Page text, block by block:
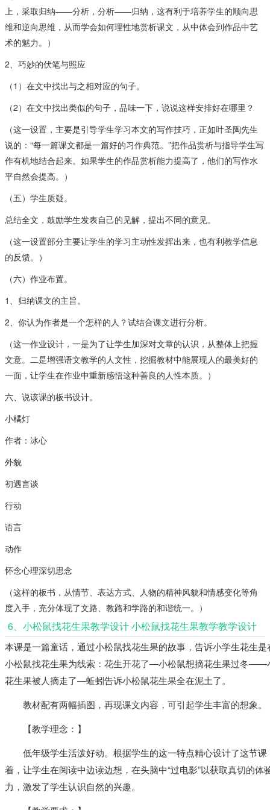
上，采取归纳——分析，分析——归纳，这有利于培养学生的顺向思
维和逆向思维，从而学会如何理性地赏析课文，从中体会到作品中艺
术的魅力。）
2、巧妙的伏笔与照应
（1）在文中找出与之相对应的句子。
（2）在文中找出类似的句子，品味一下，说说这样安排好在哪里？
（这一设置，主要是引导学生学习本文的写作技巧，正如叶圣陶先生
说的：“每一篇课文都是一篇好的习作典范。”把作品赏析与指导学生写
作有机地结合起来。如果学生的作品赏析能力提高了，他们的写作水
平自然会提高。）
（五）学生质疑。
总结全文，鼓励学生发表自己的见解，提出不同的意见。
（这一设置部分主要让学生的学习主动性发挥出来，也有利教学信息
的反馈。）
（六）作业布置。
1、归纳课文的主旨。
2、你认为作者是一个怎样的人？试结合课文进行分析。
（这一作业设计，一是为了让学生加深对文章的认识，从整体上把握
文意。二是增强语文教学的人文性，挖掘教材中能展现人的最美好的
一面，让学生在作业中重新感悟这种善良的人性本质。）
六、说该课的板书设计。
小橘灯
作者：冰心
外貌
初遇言谈
行动
语言
动作
怀念心理深切思念
（这样的板书，从情节、表达方式、人物的精神风貌和情感变化等角
度入手，充分体现了文路、教路和学路的和谐统一。）
6、小松鼠找花生果教学设计 小松鼠找花生果教学教学设计
本课是一篇童话，通过小松鼠找花生果的故事，告诉小学生花生
小松鼠找花生果为线索：花生开花了—小松鼠想摘花生果过冬
花生果被人摘走了—蚯蚓告诉小松鼠花生果全在泥土了。
教材配有两幅插图，再现课文内容，可引起学生丰富的想象。
【教学理念：】
低年级学生活泼好动。根据学生的这一特点精心设计了这节课
着，让学生在阅读中边读边想，在头脑中“过电影”以获取真切的
力，激发了学生认识自然的兴趣。